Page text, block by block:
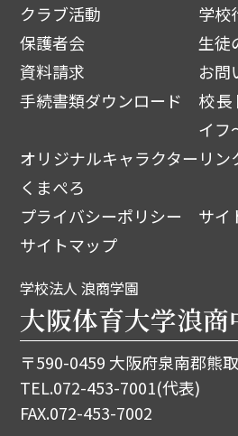
クラブ活動
学校
保護者会
生徒
資料請求
お問
手続書類ダウンロード
校
イフ
オリジナルキャラクター
くまぺろ
リン
プライバシーポリシー
サイ
サイトマップ
学校法人 浪商学園
大阪体育大学浪商
〒590-0459 大阪府泉南郡熊
TEL.072-453-7001(代表)
FAX.072-453-7002